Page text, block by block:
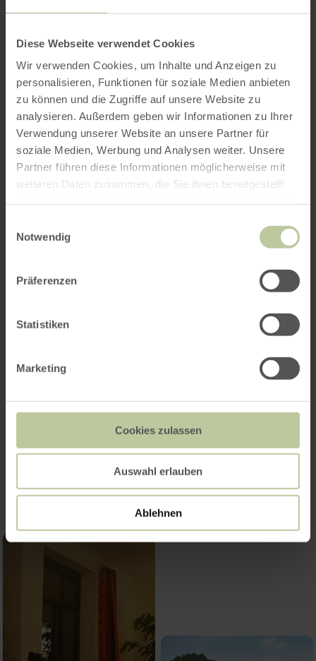
Diese Webseite verwendet Cookies
Wir verwenden Cookies, um Inhalte und Anzeigen zu
personalisieren, Funktionen für soziale Medien anbieten
zu können und die Zugriffe auf unsere Website zu
analysieren. Außerdem geben wir Informationen zu Ihrer
Verwendung unserer Website an unsere Partner für
soziale Medien, Werbung und Analysen weiter. Unsere
Partner führen diese Informationen möglicherweise mit
weiteren Daten zusammen, die Sie ihnen bereitgestellt
Notwendig
Präferenzen
Statistiken
Marketing
Cookies zulassen
Auswahl erlauben
Ablehnen
Impressies